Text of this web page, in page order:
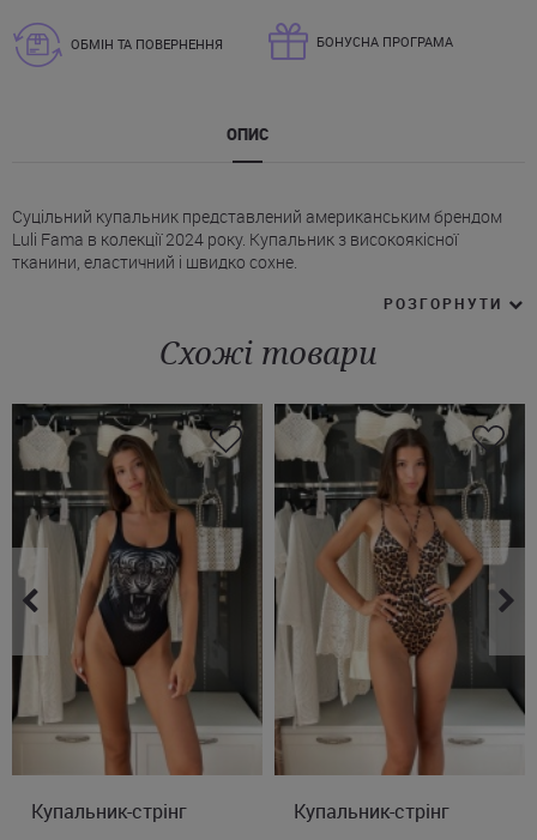
ОБМІН ТА ПОВЕРНЕННЯ БОНУСНА ПРОГРАМА
ОПИС
Суцільний купальник представлений американським брендом
Luli Fama в колекції 2024 року. Купальник з високоякісної
тканини, еластичний і швидко сохне.
* Дизайн зі шнурівкою спереду, що акцентує увагу на зоні
* Модель з широкими бретелями, з V-подібним низом.
* З боків ефектна шнурівка, яке додасть витонченості Вашому
образу.
* Спинка напіввідкрита.
Суцільний купальник Luli Fama підходить практично для будь-
якої фігури. Купити цю модель у блакитному чи чорному кольорі
можна на сайті Juliette з доставкою у будь-яке місто України.
РОЗГОРНУТИ
Схожі товари
XS S M
Купальник-стрінг XS S M
Купальник-стрінг